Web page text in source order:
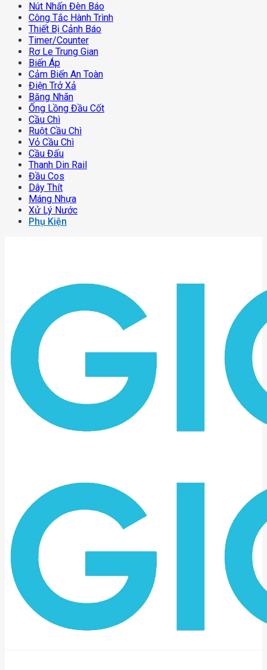
Nút Nhấn Đèn Báo
Công Tắc Hành Trình
Thiết Bị Cảnh Báo
Timer/counter
Rơ Le Trung Gian
Biến Áp
Cảm Biến An Toàn
Điện Trở Xả
Băng Nhãn
Ống Lồng Đầu Cốt
Cầu Chì
Ruột Cầu Chì
Vỏ Cầu Chì
Cầu Đấu
Thanh Din Rail
Đầu Cos
Dây Thít
Máng Nhựa
Xử Lý Nước
Phụ Kiện